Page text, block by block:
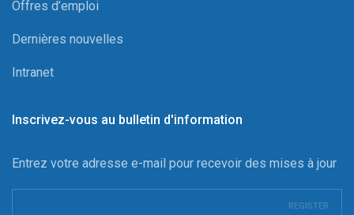
Offres d’emploi
Dernières nouvelles
Intranet
Inscrivez-vous au bulletin d'information
Entrez votre adresse e-mail pour recevoir des mises à jour